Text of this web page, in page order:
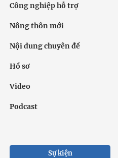
Công nghiệp hỗ trợ
Nông thôn mới
Nội dung chuyên đề
Hồ sơ
Video
Podcast
Sự kiện